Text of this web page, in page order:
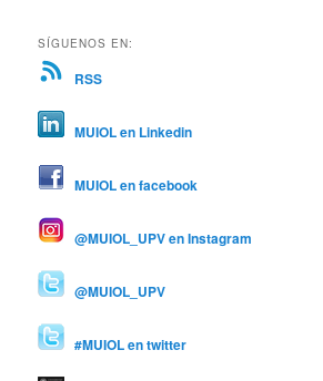
SÍGUENOS EN:
RSS
MUIOL en Linkedin
MUIOL en facebook
@MUIOL_UPV en Instagram
@MUIOL_UPV
#MUIOL en twitter